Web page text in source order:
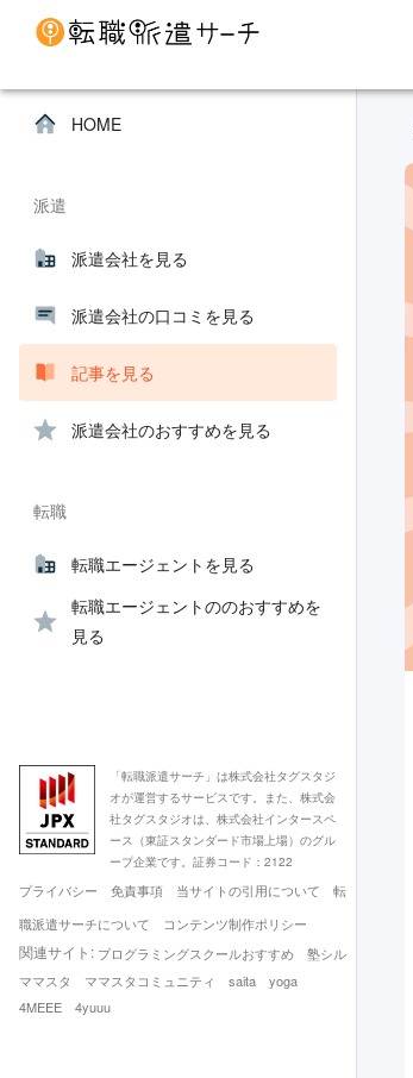
HOME
派遣
派遣会社を見る
派遣会社の口コミを見る
記事を見る
派遣会社のおすすめを見る
転職
転職エージェントを見る
転職エージェントののおすすめを
見る
「転職派遣サーチ」は株式会社タグスタジ
オが運営するサービスです。また、株式会
社タグスタジオは、株式会社インタースペ
ース（東証スタンダード市場上場）のグル
ープ企業です。証券コード：2122
プライバシー 免責事項 当サイトの引用について
転
職派遣サーチについて
コンテンツ制作ポリシー
関連サイト: プログラミングスクールおすすめ
塾シル
ママスタ
ママスタコミュニティ saita
yoga
4MEEE
4yuuu